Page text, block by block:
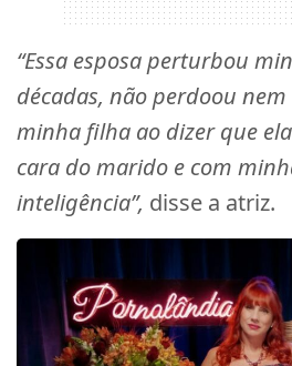
“Essa esposa perturbou
décadas, não perdoou
minha filha ao dizer que
cara do marido e com
inteligência”, disse a atriz.